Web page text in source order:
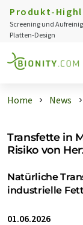
Produkt-
Screening und
Platten-Design
Home News
Transfette in
Risiko von
Natürliche
industrielle
01.06.2026